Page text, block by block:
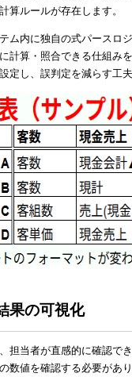
算ルールが存在します。
ム内に独自の式パースロ
計算・照合できる仕組み
定し、誤判定を減らす工
果の可視化
担当者が直感的に確認で
数値を確認する必要があ